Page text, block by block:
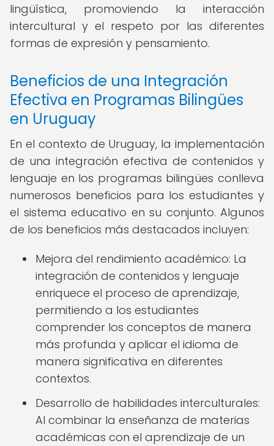
lingüística, promoviendo la interacción
intercultural y el respeto por las diferentes
formas de expresión y pensamiento.
Beneficios de una Integración
Efectiva en Programas Bilingües
en Uruguay
En el contexto de Uruguay, la implementación
de una integración efectiva de contenidos y
lenguaje en los programas bilingües conlleva
numerosos beneficios para los estudiantes y
el sistema educativo en su conjunto. Algunos
de los beneficios más destacados incluyen:
Mejora del rendimiento académico: La
integración de contenidos y lenguaje
enriquece el proceso de aprendizaje,
permitiendo a los estudiantes
comprender los conceptos de manera
más profunda y aplicar el idioma de
manera significativa en diferentes
contextos.
Desarrollo de habilidades interculturales:
Al combinar la enseñanza de materias
académicas con el aprendizaje de un